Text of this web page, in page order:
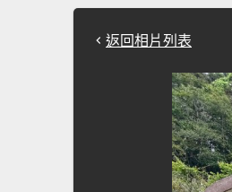
返回相片列表